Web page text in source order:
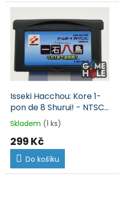
Isseki Hacchou: Kore 1-
pon de 8 Shurui! - NTSC-
J - japonsky (GBA)
Skladem (1 ks)
299 Kč
Do košíku